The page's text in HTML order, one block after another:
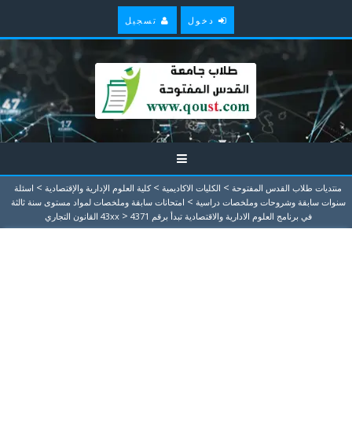
دخول تسجيل
منتديات طلاب القدس المفتوحة > الكليات الاكاديمية > كلية العلوم الإدارية والإقتصادية > اسئلة
سنوات سابقة وشروحات وملخصات دراسية > امتحانات سابقة وملخصات لمواد مستوى سنة ثالثة
في برنامج العلوم الادارية والاقتصادية تبدأ برقم 43xx
> 4371 القانون التجاري